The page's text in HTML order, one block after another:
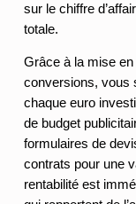
sur le chiffre
totale.
Grâce à la mise en
conversions, vous
chaque euro
de budget
formulaires de
contrats pour une
rentabilité est